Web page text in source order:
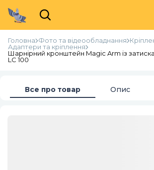
Головна Фото та відеообладнання
Адаптери та кріплення
Шарнірний кронштейн Magic Arm із
LC 100
Все про товар Опис